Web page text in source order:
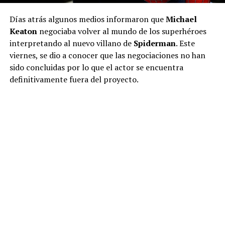
Días atrás algunos medios informaron queMichael
Keatonnegociaba volver al mundo de los superhéroes
interpretando al nuevo villano de Spiderman. Este
viernes, se dio a conocer que las negociaciones no han
sido concluidas por lo que el actor se encuentra
definitivamente fuera del proyecto.